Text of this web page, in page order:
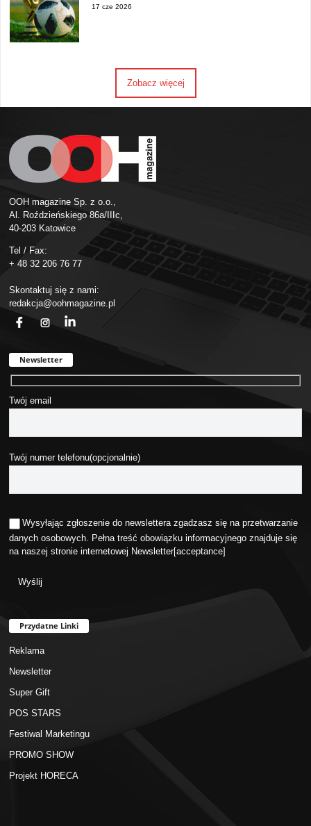
17 cze 2026
Zobacz więcej
OOH magazine Sp. z o.o.,
Al. Roździeńskiego 86a/IIIc,
40-203 Katowice
Tel / Fax:
+ 48 32 206 76 77
Skontaktuj się z nami:
redakcja@oohmagazine.pl
Newsletter
Twój email
Twój numer telefonu(opcjonalnie)
Wysyłając zgłoszenie do newslettera zgadzasz się na przetwarzanie
danych osobowych. Pełna treść obowiązku informacyjnego znajduje się
na naszej stronie internetowej Newsletter[acceptance]
Przydatne Linki
Reklama
Newsletter
Super Gift
POS STARS
Festiwal Marketingu
PROMO SHOW
Projekt HORECA